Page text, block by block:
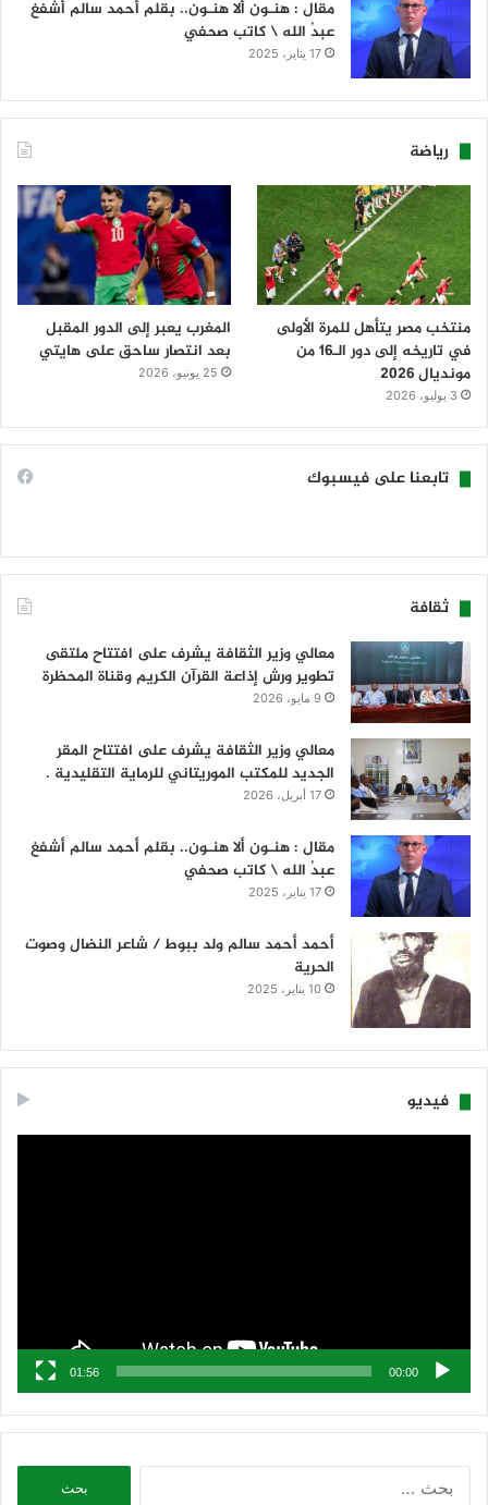
مقال : هنـون ألا هنـون.. بقلم أحمد سالم أشفغ
عبدُ الله \ كاتب صحفي
17 يناير، 2025
رياضة
منتخب مصر يتأهل للمرة الأولى
في تاريخه إلى دور الـ16 من
مونديال 2026
3 يوليو، 2026
المغرب يعبر إلى الدور المقبل
بعد انتصار ساحق على هايتي
25 يونيو، 2026
تابعنا على فيسبوك
ثقافة
معالي وزير الثقافة يشرف على افتتاح ملتقى
تطوير ورش إذاعة القرآن الكريم وقناة المحظرة
9 مايو، 2026
معالي وزير الثقافة يشرف على افتتاح المقر
الجديد للمكتب الموريتاني للرماية التقليدية .
17 أبريل، 2026
مقال : هنـون ألا هنـون.. بقلم أحمد سالم أشفغ
عبدُ الله \ كاتب صحفي
17 يناير، 2025
أحمد أحمد سالم ولد ببوط / شاعر النضال وصوت
الحرية
10 يناير، 2025
فيديو
00:00
01:56